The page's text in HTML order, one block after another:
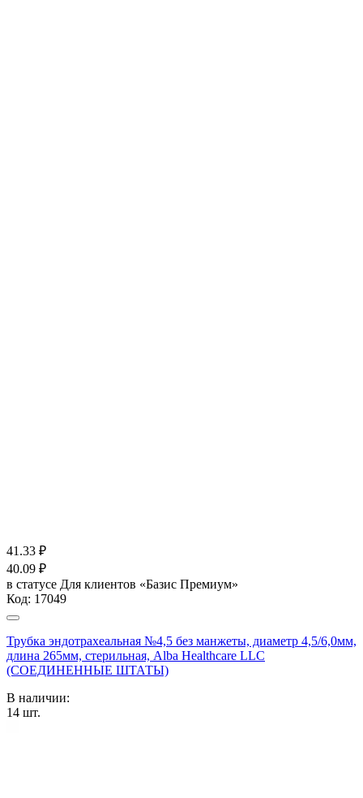
41.33 ₽
40.09 ₽
в статусе Для клиентов «Базис Премиум»
Код: 17049
Трубка эндотрахеальная №4,5 без манжеты, диаметр 4,5/6,0мм,
длина 265мм, стерильная, Alba Healthcare LLC
(СОЕДИНЕННЫЕ ШТАТЫ)
В наличии:
14 шт.